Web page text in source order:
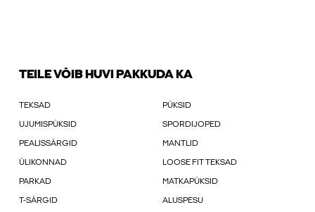
TEILE VÕIB HUVI PAKKUDA KA
TEKSAD PÜKSID
UJUMISPÜKSID SPORDIJOPED
PEALISSÄRGID MANTLID
ÜLIKONNAD LOOSE FIT TEKSAD
PARKAD MATKAPÜKSID
T-SÄRGID ALUSPESU